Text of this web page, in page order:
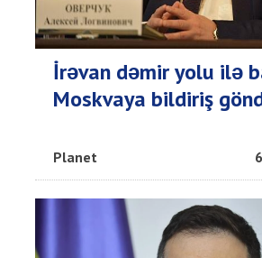
İrəvan dəmir yolu ilə
Moskvaya bildiriş
Planet